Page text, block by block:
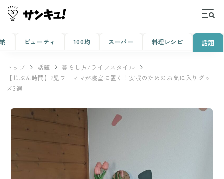
ビューティ 100均 スーパー 料理レシピ 話題
トップ 話題
暮らし方/ライフスタイル
【じぶん時間】2児ワーママが寝室に置く！安眠のためのお気に入りグッ
ズ3選